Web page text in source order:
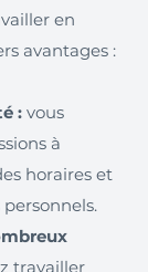
en
avantages :
: vous
à
horaires et
travailler